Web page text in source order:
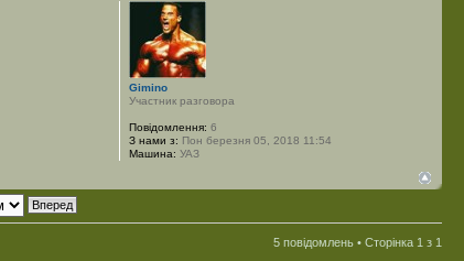
Gimino
Участник разговора
Повідомлення: 6
З нами з: Пон березня 05, 2018 11:54
Машина: УАЗ
5 повідомлень • Сторінка 1 з 1